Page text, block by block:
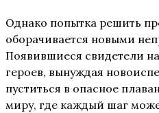
Однако попытка решить
оборачивается новыми
Появившиеся свидетели
героев, вынуждая
пуститься в опасное
миру, где каждый шаг